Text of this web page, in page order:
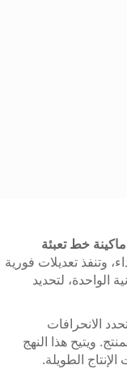
ماكينة خط تعبئة
وتنفذ تعديلات فورية
الواحدة، لتحديد
الانحرافات
ويتيح هذا النهج
الطويلة.